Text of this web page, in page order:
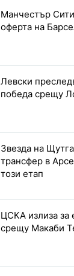
Манчестър
оферта на
Левски
победа срещу
Звезда на
трансфер в
този етап
ЦСКА излиза за
срещу Макаби